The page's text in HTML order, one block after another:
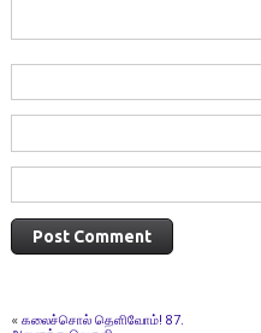
« கலைச்சொல் தெளிவோம்! 87.